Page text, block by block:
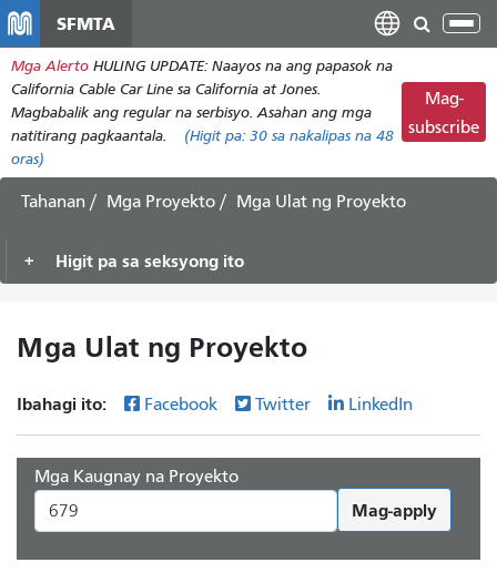
pangunahing
nilalaman
SFMTA
I-
ang
Mga Alerto HULING UPDATE: Naayos na ang papasok na
California Cable Car Line sa California at Jones.
Magbabalik ang regular na serbisyo. Asahan ang mga
natitirang pagkaantala.
(Higit pa: 30 sa nakalipas na 48
oras)
Mag-
subscribe
Tahanan Mga Proyekto Mga Ulat ng Proyekto
Higit pa sa seksyong ito
Mga Ulat ng Proyekto
Ibahagi ito: Facebook Twitter LinkedIn
Mga Kaugnay na Proyekto
Mag-apply